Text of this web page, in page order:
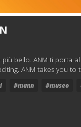
bello. ANM ti porta al
ANM takes you to
#mann #museo